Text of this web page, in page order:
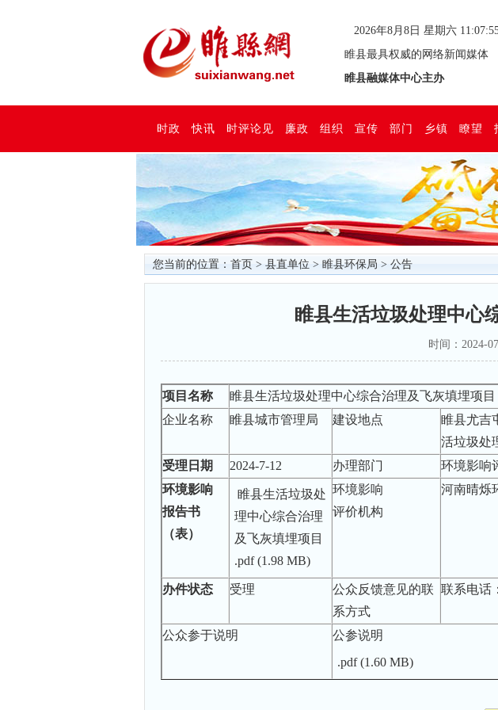
2026年8月8日 星期六
睢县最具权威的网络新闻媒体
睢县融媒体中心主办
时政 快讯 时评论见 廉政 组织 宣传 部门 乡镇 瞭望
您当前的位置： 首页 > 县直单位 > 睢县环保局 > 公告
睢县生活垃圾处理中心
时间：2024-
项目名称
睢县生活垃圾处理中心综合治理及飞灰填埋项目
企业名称
睢县城市管理局 建设地点
睢县尤吉
活垃圾处
受理日期
2024-7-12 办理部门
环境影响
环境影响
报告书
（表）
睢县生活垃圾处
理中心综合治理
及飞灰填埋项目
.pdf(1.98 MB)
环境影响
评价机构
河南晴烁
办件状态 受理
公众反馈意见的联
系方式
联系电话
公众参于说明
公参说明
.pdf(1.60 MB)